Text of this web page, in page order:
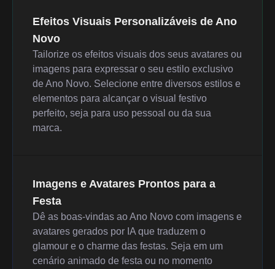
Efeitos Visuais Personalizáveis de Ano
Novo
Tailorize os efeitos visuais dos seus avatares ou
imagens para expressar o seu estilo exclusivo
de Ano Novo. Selecione entre diversos estilos e
elementos para alcançar o visual festivo
perfeito, seja para uso pessoal ou da sua
marca.
Imagens e Avatares Prontos para a
Festa
Dê as boas-vindas ao Ano Novo com imagens e
avatares gerados por IA que traduzem o
glamour e o charme das festas. Seja em um
cenário animado de festa ou no momento